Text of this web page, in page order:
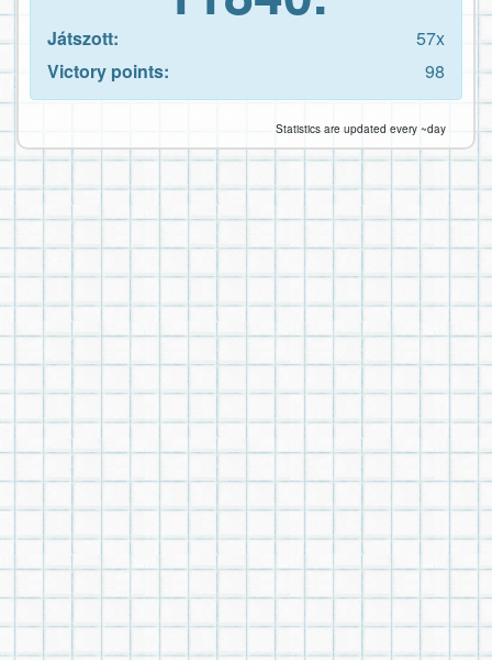
Játszott:
57x
Victory points:
98
Statistics are updated every ~day